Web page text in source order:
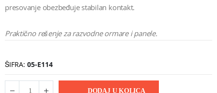
presovanje obezbeđuje stabilan kontakt.
Praktično rešenje za razvodne ormare i panele.
ŠIFRA 05-E114
DODAJ U KOLICA